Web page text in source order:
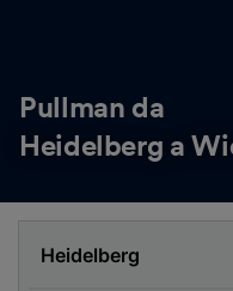
Pullman da
Heidelberg a